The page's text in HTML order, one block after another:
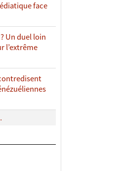
face
Un duel loin
l’extrême